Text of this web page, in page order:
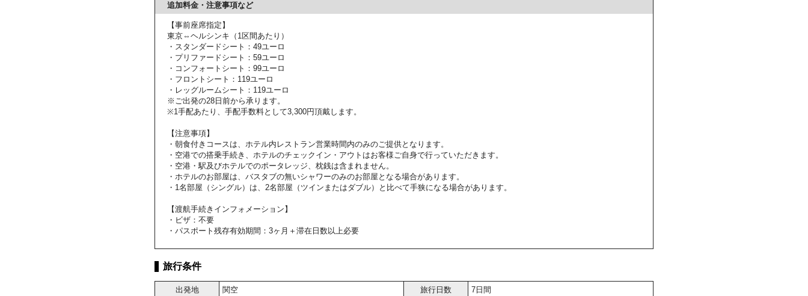
追加料金・注意事項など
【事前座席指定】
東京⇔ヘルシンキ（1区間あたり）
・スタンダードシート：49ユーロ
・プリファードシート：59ユーロ
・コンフォートシート：99ユーロ
・フロントシート：119ユーロ
・レッグルームシート：119ユーロ
※ご出発の28日前から承ります。
※1手配あたり、手配手数料として3,300円頂戴します。
【注意事項】
・朝食付きコースは、ホテル内レストラン営業時間内のみのご提供となります。
・空港での搭乗手続き、ホテルのチェックイン・アウトはお客様ご自身で行っていただきます。
・空港・駅及びホテルでのポータレッジ、枕銭は含まれません。
・ホテルのお部屋は、バスタブの無いシャワーのみのお部屋となる場合があります。
・1名部屋（シングル）は、2名部屋（ツインまたはダブル）と比べて手狭になる場合があります。
【渡航手続きインフォメーション】
・ビザ：不要
・パスポート残存有効期間：3ヶ月＋滞在日数以上必要
旅行条件
出発地 関空 旅行日数 7日間